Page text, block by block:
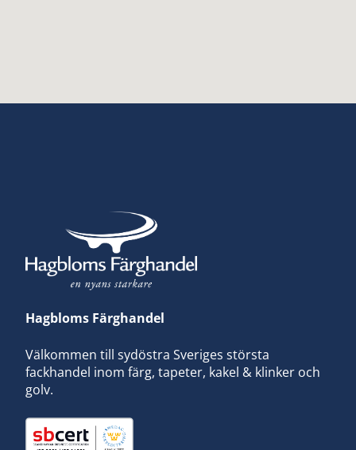
Hagbloms Färghandel
Välkommen till sydöstra Sveriges största
fackhandel inom färg, tapeter, kakel & klinker och
golv.